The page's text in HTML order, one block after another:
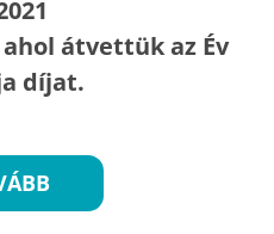
átvettük az Év
díjat.